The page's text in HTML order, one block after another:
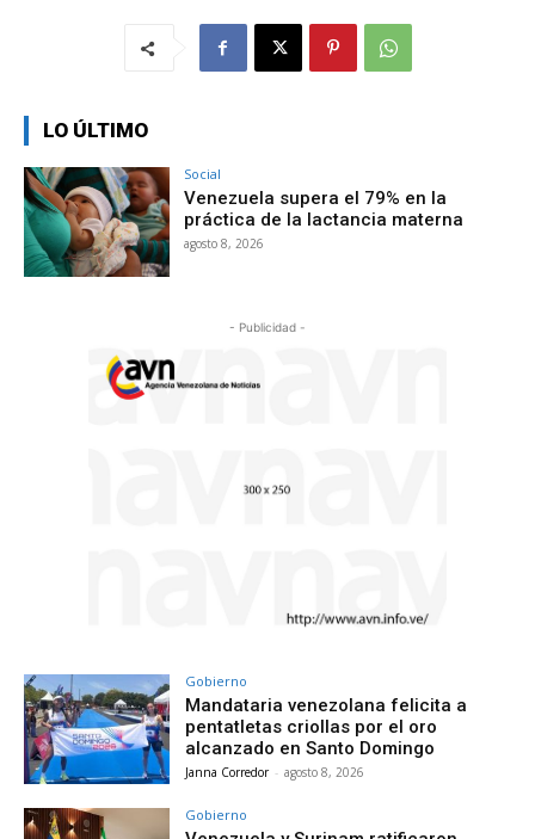
LO ÚLTIMO
Social
Venezuela supera el 79% en la
práctica de la lactancia materna
agosto 8, 2026
- Publicidad -
Gobierno
Mandataria venezolana felicita a
pentatletas criollas por el oro
alcanzado en Santo Domingo
Janna Corredor - agosto 8, 2026
Gobierno